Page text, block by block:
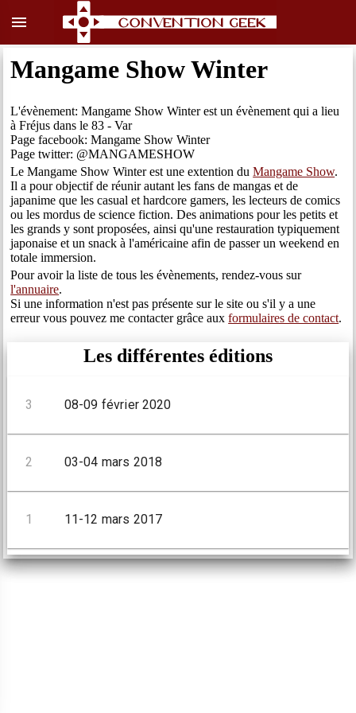
menu
Mangame Show Winter
L'évènement: Mangame Show Winter est un évènement qui a lieu
à Fréjus dans le 83 - Var
Page facebook: Mangame Show Winter
Page twitter: @MANGAMESHOW
Le Mangame Show Winter est une extention duMangame Show.
Il a pour objectif de réunir autant les fans de mangas et de
japanime que les casual et hardcore gamers, les lecteurs de comics
ou les mordus de science fiction. Des animations pour les petits et
les grands y sont proposées, ainsi qu'une restauration typiquement
japonaise et un snack à l'américaine afin de passer un weekend en
totale immersion.
Pour avoir la liste de tous les évènements, rendez-vous sur
l'annuaire.
Si une information n'est pas présente sur le site ou s'il y a une
erreur vous pouvez me contacter grâce auxformulaires de contact.
Les différentes éditions
3 08-09 février 2020
2 03-04 mars 2018
1 11-12 mars 2017